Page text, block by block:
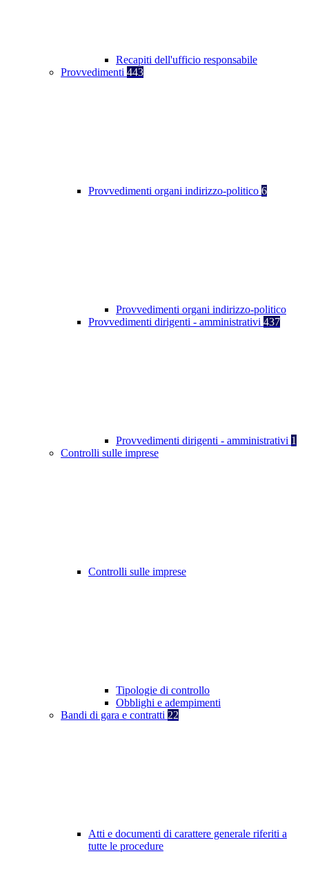
Recapiti dell'ufficio responsabile
Provvedimenti 443
Provvedimenti organi indirizzo-politico 6
Provvedimenti organi indirizzo-politico
Provvedimenti dirigenti - amministrativi 437
Provvedimenti dirigenti - amministrativi 1
Controlli sulle imprese
Controlli sulle imprese
Tipologie di controllo
Obblighi e adempimenti
Bandi di gara e contratti 22
Atti e documenti di carattere generale riferiti a
tutte le procedure